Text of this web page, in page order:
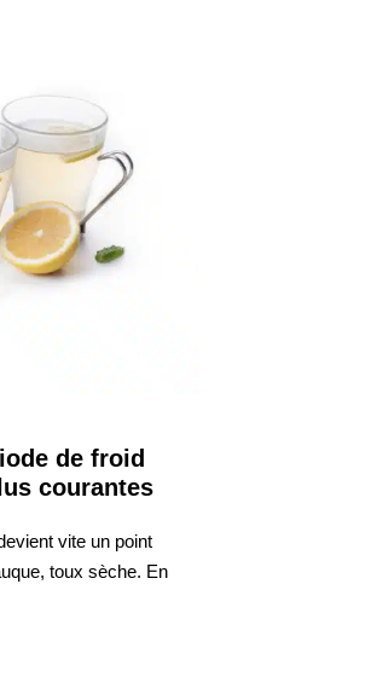
de froid
courantes
vite un point
toux sèche. En